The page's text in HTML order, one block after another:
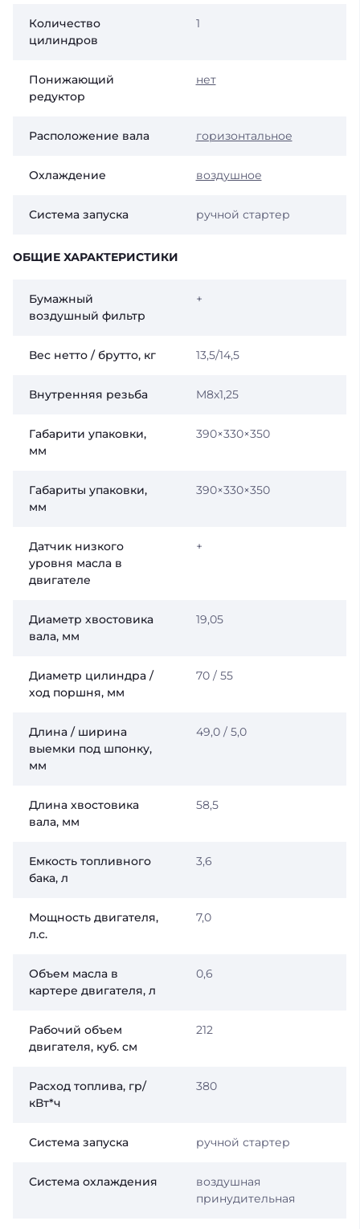
Количество
цилиндров
1
Понижающий
редуктор
нет
Расположение вала горизонтальное
Охлаждение воздушное
Система запуска ручной стартер
ОБЩИЕ ХАРАКТЕРИСТИКИ
Бумажный
воздушный фильтр
+
Вес нетто / брутто, кг 13,5/14,5
Внутренняя резьба M8х1,25
Габарити упаковки,
мм
390×330×350
Габариты упаковки,
мм
390×330×350
Датчик низкого
уровня масла в
двигателе
+
Диаметр хвостовика
вала, мм
19,05
Диаметр цилиндра /
ход поршня, мм
70 / 55
Длина / ширина
выемки под шпонку,
мм
49,0 / 5,0
Длина хвостовика
вала, мм
58,5
Емкость топливного
бака, л
3,6
Мощность двигателя,
л.с.
7,0
Объем масла в
картере двигателя, л
0,6
Рабочий объем
двигателя, куб. см
212
Расход топлива, гр/
кВт*ч
380
Система запуска ручной стартер
Система охлаждения
воздушная
принудительная